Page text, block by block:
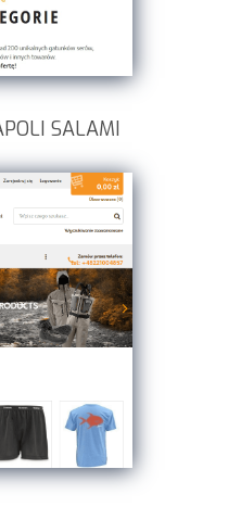
SALAMI